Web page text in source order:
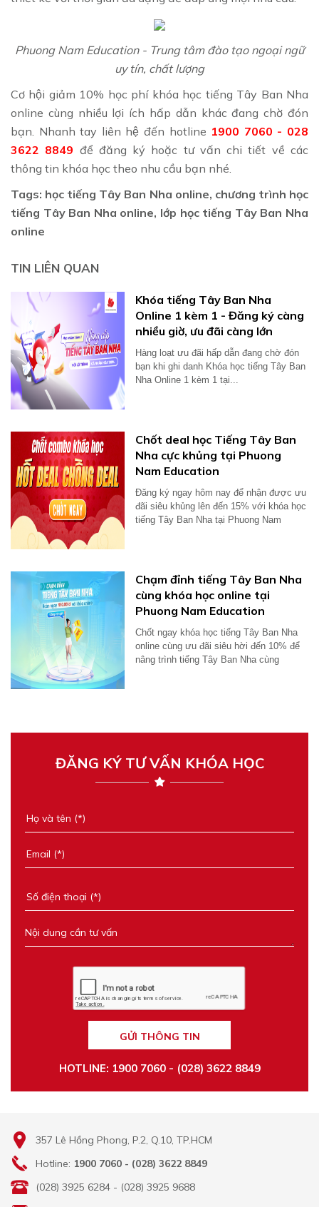
Phuong Nam Education - Trung tâm đào tạo ngoại ngữ
uy tín, chất lượng
Cơ hội giảm 10% học phí khóa học tiếng Tây Ban Nha
online cùng nhiều lợi ích hấp dẫn khác đang chờ đón
bạn. Nhanh tay liên hệ đến hotline 1900 7060 - 028
3622 8849 để đăng ký hoặc tư vấn chi tiết về các
thông tin khóa học theo nhu cầu bạn nhé.
Tags: học tiếng Tây Ban Nha online, chương trình học
tiếng Tây Ban Nha online, lớp học tiếng Tây Ban Nha
online
TIN LIÊN QUAN
Khóa tiếng Tây Ban Nha
Online 1 kèm 1 - Đăng ký càng
nhiều giờ, ưu đãi càng lớn
Hàng loạt ưu đãi hấp dẫn đang chờ đón
bạn khi ghi danh Khóa học tiếng Tây Ban
Nha Online 1 kèm 1 tại...
Chốt deal học Tiếng Tây Ban
Nha cực khủng tại Phuong
Nam Education
Đăng ký ngay hôm nay để nhận được ưu
đãi siêu khủng lên đến 15% với khóa học
tiếng Tây Ban Nha tại Phuong Nam
Chạm đỉnh tiếng Tây Ban Nha
cùng khóa học online tại
Phuong Nam Education
Chốt ngay khóa học tiếng Tây Ban Nha
online cùng ưu đãi siêu hời đến 10% để
nâng trình tiếng Tây Ban Nha cùng
ĐĂNG KÝ TƯ VẤN KHÓA HỌC
GỬI THÔNG TIN
HOTLINE: 1900 7060 - (028) 3622 8849
357 Lê Hồng Phong, P.2, Q.10, TP.HCM
Hotline: 1900 7060 - (028) 3622 8849
(028) 3925 6284 - (028) 3925 9688